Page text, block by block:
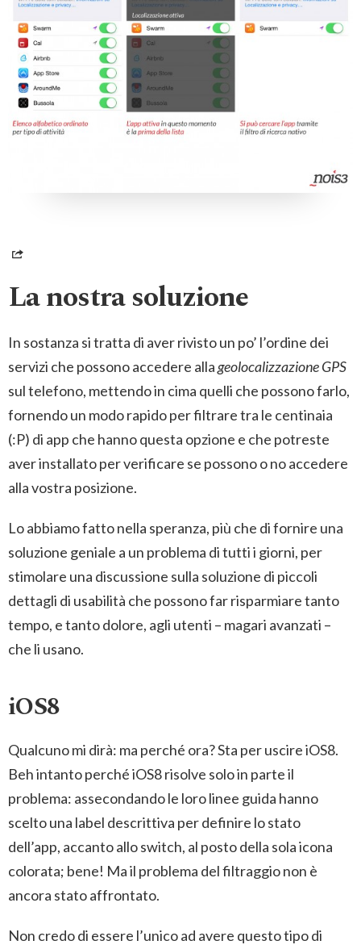
HOME
CHI SIAMO
BLOG
JOBS
CONTATTI
La nostra soluzione
In sostanza si tratta di aver rivisto un po’ l’ordine dei
servizi che possono accedere allageolocalizzazione GPS
sul telefono, mettendo in cima quelli che possono farlo,
fornendo un modo rapido per filtrare tra le centinaia
(:P) di app che hanno questa opzione e che potreste
aver installato per verificare se possono o no accedere
alla vostra posizione.
Lo abbiamo fatto nella speranza, più che di fornire una
soluzione geniale a un problema di tutti i giorni, per
stimolare una discussione sulla soluzione di piccoli
dettagli di usabilità che possono far risparmiare tanto
tempo, e tanto dolore, agli utenti – magari avanzati –
che li usano.
iOS8
Qualcuno mi dirà: ma perché ora? Sta per uscire iOS8.
Beh intanto perché iOS8 risolve solo in parte il
problema: assecondando le loro linee guida hanno
scelto una label descrittiva per definire lo stato
dell’app, accanto allo switch, al posto della sola icona
colorata; bene! Ma il problema del filtraggio non è
ancora stato affrontato.
Non credo di essere l’unico ad avere questo tipo di